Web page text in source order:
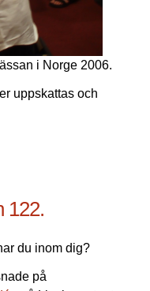
i Norge 2006.
uppskattas och
122.
du inom dig?
på